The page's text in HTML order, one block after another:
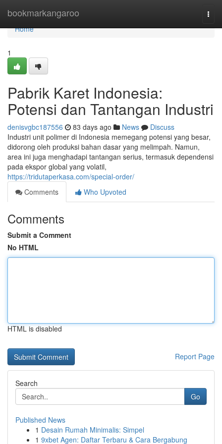
bookmarkangaroo
Home
Home
1
Pabrik Karet Indonesia:
Potensi dan Tantangan Industri
denisvgbc187556 83 days ago News
Discuss
Industri unit polimer di Indonesia memegang potensi yang besar,
didorong oleh produksi bahan dasar yang melimpah. Namun,
area ini juga menghadapi tantangan serius, termasuk dependensi
pada ekspor global yang volatil,
https://tridutaperkasa.com/special-order/
Comments
Who Upvoted
Comments
Submit a Comment
No HTML
HTML is disabled
Report Page
Search
Go
Published News
1 Desain Rumah Minimalis: Simpel
1 9xbet Agen: Daftar Terbaru & Cara Bergabung